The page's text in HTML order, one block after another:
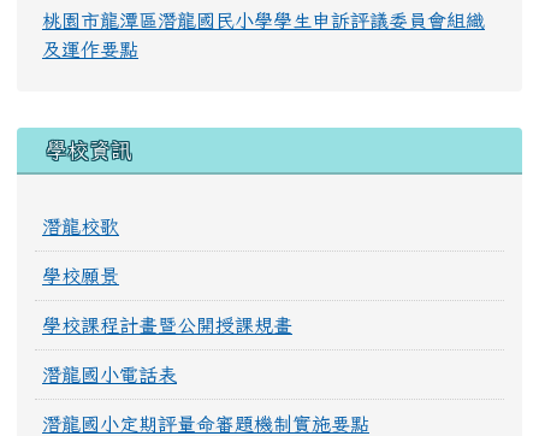
桃園市龍潭區潛龍國民小學學生申訴評議委員會組織
及運作要點
學校資訊
潛龍校歌
學校願景
學校課程計畫暨公開授課規畫
潛龍國小電話表
潛龍國小定期評量命審題機制實施要點